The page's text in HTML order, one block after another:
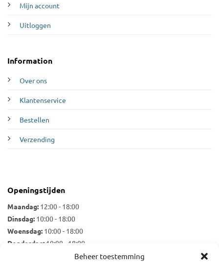
Beheer toestemming
Mijn account
Uitloggen
Information
Over ons
Klantenservice
Bestellen
Verzending
Openingstijden
Maandag: 12:00 - 18:00
Dinsdag: 10:00 - 18:00
Woensdag: 10:00 - 18:00
Donderdag: 10:00 - 18:00